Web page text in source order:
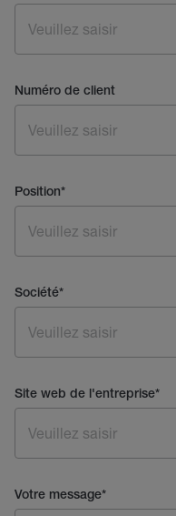
Numéro de client
Position*
Société*
Site web de l'entreprise*
Votre message*